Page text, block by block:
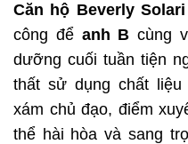
Căn hộ Beverly
công để anh B cùng
dưỡng cuối tuần tiện
thất sử dụng chất liệu
xám chủ đạo, điểm
thể hài hòa và sang